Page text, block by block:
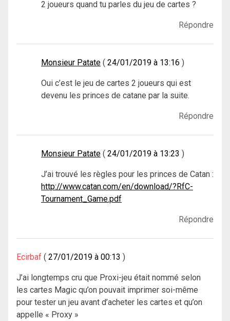
2 joueurs quand tu parles du jeu de cartes ?
Répondre
Monsieur Patate 24/01/2019 à 13:16
Oui c’est le jeu de cartes 2 joueurs qui est
devenu les princes de catane par la suite.
Répondre
Monsieur Patate 24/01/2019 à 13:23
J’ai trouvé les règles pour les princes de Catan :
http://www.catan.com/en/download/?RfC-
Tournament_Game.pdf
Répondre
Ecirbaf 27/01/2019 à 00:13
J’ai longtemps cru que Proxi-jeu était nommé selon
les cartes Magic qu’on pouvait imprimer soi-même
pour tester un jeu avant d’acheter les cartes et qu’on
appelle « Proxy »